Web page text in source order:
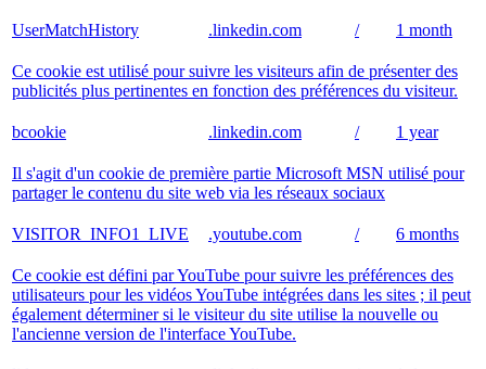
UserMatchHistory .linkedin.com / 1 month
Ce cookie est utilisé pour suivre les visiteurs afin de présenter des
publicités plus pertinentes en fonction des préférences du visiteur.
bcookie .linkedin.com / 1 year
Il s'agit d'un cookie de première partie Microsoft MSN utilisé pour
partager le contenu du site web via les réseaux sociaux
VISITOR_INFO1_LIVE .youtube.com / 6 months
Ce cookie est défini par YouTube pour suivre les préférences des
utilisateurs pour les vidéos YouTube intégrées dans les sites ; il peut
également déterminer si le visiteur du site utilise la nouvelle ou
l'ancienne version de l'interface YouTube.